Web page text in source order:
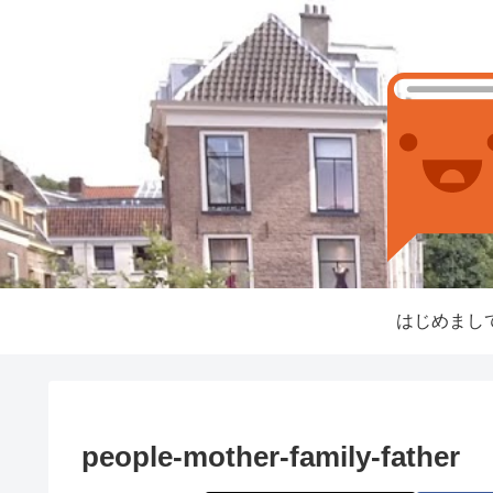
はじめまし
people-mother-family-father